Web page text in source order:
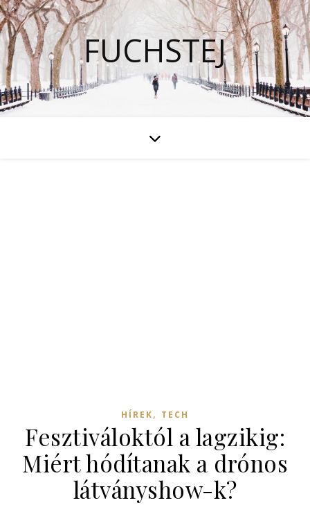
FUCHSTEJ
HÍREK, TECH
Fesztiváloktól a lagzikig:
Miért hódítanak a drónos
látványshow-k?